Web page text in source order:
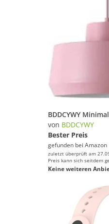
von BDDCYWY
Bester Preis
gefunden bei Amazon
zuletzt überprüft am
Preis kann sich seitdem
Keine weiteren